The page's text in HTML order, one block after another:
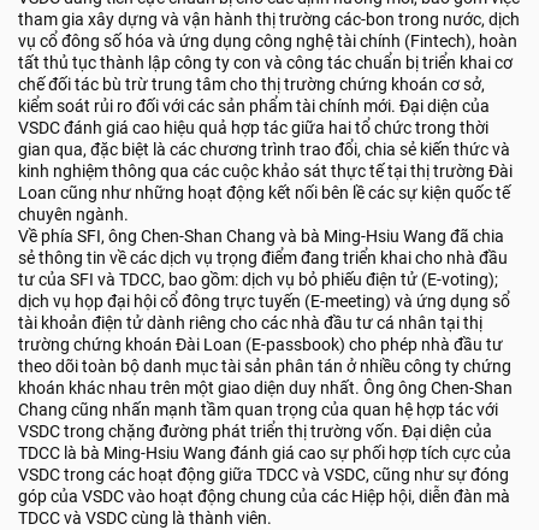
tham gia xây dựng và vận hành thị trường các-bon trong nước, dịch
vụ cổ đông số hóa và ứng dụng công nghệ tài chính (Fintech), hoàn
tất thủ tục thành lập công ty con và công tác chuẩn bị triển khai cơ
chế đối tác bù trừ trung tâm cho thị trường chứng khoán cơ sở,
kiểm soát rủi ro đối với các sản phẩm tài chính mới. Đại diện của
VSDC đánh giá cao hiệu quả hợp tác giữa hai tổ chức trong thời
gian qua, đặc biệt là các chương trình trao đổi, chia sẻ kiến thức và
kinh nghiệm thông qua các cuộc khảo sát thực tế tại thị trường Đài
Loan cũng như những hoạt động kết nối bên lề các sự kiện quốc tế
chuyên ngành.
Về phía SFI, ông Chen-Shan Chang và bà Ming-Hsiu Wang đã chia
sẻ thông tin về các dịch vụ trọng điểm đang triển khai cho nhà đầu
tư của SFI và TDCC, bao gồm: dịch vụ bỏ phiếu điện tử (E-voting);
dịch vụ họp đại hội cổ đông trực tuyến (E-meeting) và ứng dụng sổ
tài khoản điện tử dành riêng cho các nhà đầu tư cá nhân tại thị
trường chứng khoán Đài Loan (E-passbook) cho phép nhà đầu tư
theo dõi toàn bộ danh mục tài sản phân tán ở nhiều công ty chứng
khoán khác nhau trên một giao diện duy nhất. Ông ông Chen-Shan
Chang cũng nhấn mạnh tầm quan trọng của quan hệ hợp tác với
VSDC trong chặng đường phát triển thị trường vốn. Đại diện của
TDCC là bà Ming-Hsiu Wang đánh giá cao sự phối hợp tích cực của
VSDC trong các hoạt động giữa TDCC và VSDC, cũng như sự đóng
góp của VSDC vào hoạt động chung của các Hiệp hội, diễn đàn mà
TDCC và VSDC cùng là thành viên.